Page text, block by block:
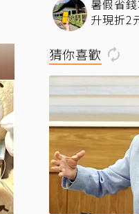
氣
暑假省
升現折2
猜你喜歡